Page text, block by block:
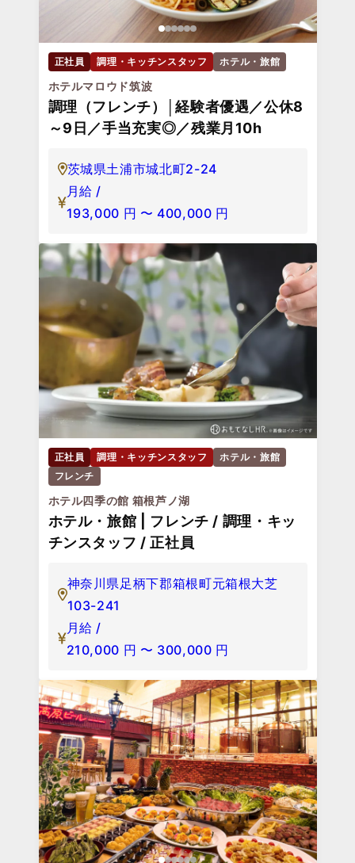
正社員 調理・キッチンスタッフ ホテル・旅館
ホテルマロウド筑波
調理（フレンチ）│経験者優遇／公休8
～9日／手当充実◎／残業月10h
茨城県土浦市城北町2-24
月給 /
193,000 円 〜 400,000 円
正社員 調理・キッチンスタッフ
ホテル・旅館
フレンチ
ホテル四季の館 箱根芦ノ湖
ホテル・旅館 | フレンチ / 調理・キッ
チンスタッフ / 正社員
神奈川県足柄下郡箱根町元箱根大芝
103-241
月給 /
210,000 円 〜 300,000 円